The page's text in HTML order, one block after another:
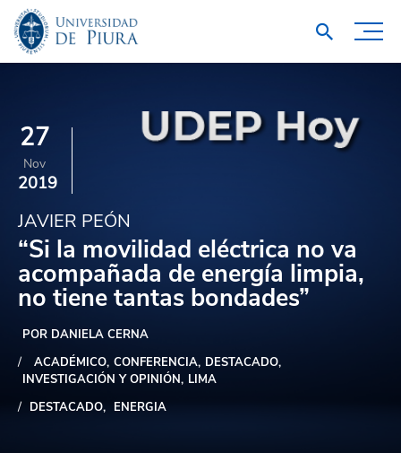
27
Nov
2019
JAVIER PEÓN
“Si la movilidad eléctrica no va
acompañada de energía limpia,
no tiene tantas bondades”
POR DANIELA CERNA
ACADÉMICO CONFERENCIA DESTACADO
INVESTIGACIÓN Y OPINIÓN LIMA
DESTACADO
ENERGIA